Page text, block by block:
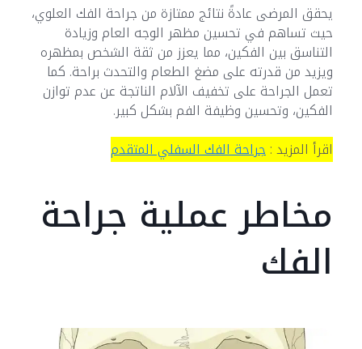
يحقق المرضى عادةً نتائج ممتازة من جراحة الفك العلوي،
حيث تساهم في تحسين مظهر الوجه العام وزيادة
التناسق بين الفكين، مما يعزز من ثقة الشخص بمظهره
ويزيد من قدرته على مضغ الطعام والتحدث براحة. كما
تعمل الجراحة على تخفيف الآلام الناتجة عن عدم توازن
الفكين، وتحسين وظيفة الفم بشكل كبير.
اقرأ المزيد :جراحة الفك السفلي المتقدم
مخاطر عملية جراحة
الفك